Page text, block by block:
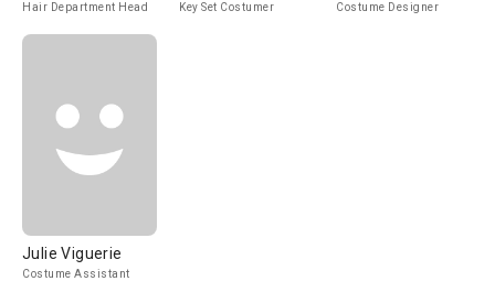
Hair Department Head Key Set Costumer Costume Designer
Julie Viguerie
Costume Assistant